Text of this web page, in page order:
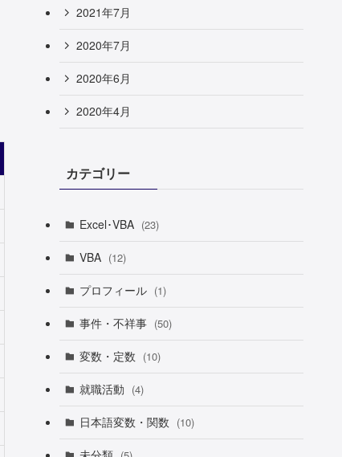
2021年7月
2020年7月
2020年6月
2020年4月
カテゴリー
Excel･VBA (23)
VBA (12)
プロフィール (1)
事件・不祥事 (50)
変数・定数 (10)
就職活動 (4)
日本語変数・関数 (10)